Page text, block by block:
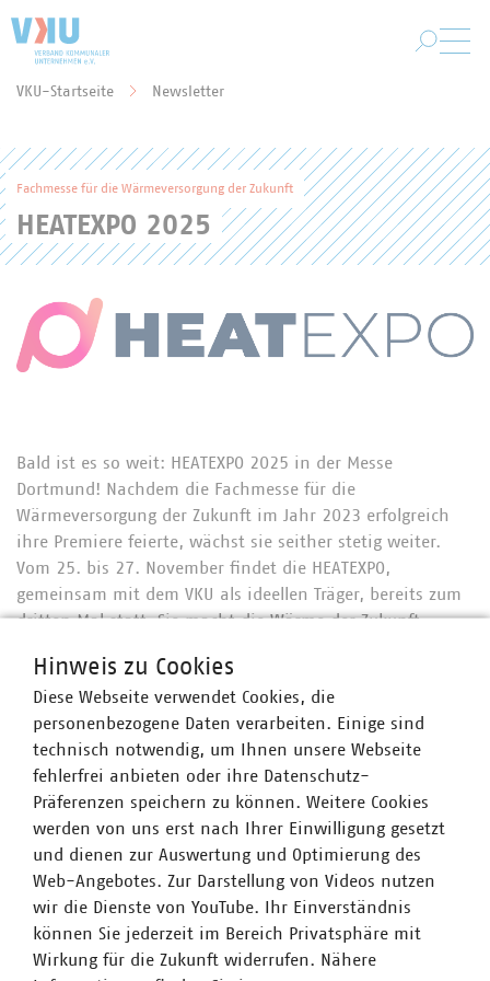
VKU-Startseite Newsletter
Fachmesse für die Wärmeversorgung der Zukunft
HEATEXPO 2025
Bald ist es so weit: HEATEXPO 2025 in der Messe
Dortmund! Nachdem die Fachmesse für die
Wärmeversorgung der Zukunft im Jahr 2023 erfolgreich
ihre Premiere feierte, wächst sie seither stetig weiter.
Vom 25. bis 27. November findet die HEATEXPO,
gemeinsam mit dem VKU als ideellen Träger, bereits zum
dritten Mal statt. Sie macht die Wärme der Zukunft
Lösungsanbieter der Wärmebranche zusammen - von
Stadtwerken und Energieversorgern, über
Industrieunternehmen und Technologieanbietern bis hin
zu Investoren, Beratung und Kommunalvertreterinnen
und -vertretern.
Die HEATEXPO bietet innovative Produkte und
Dienstleistungen aus vier zentralen Themenbereichen:
Wärmeerzeugung & -versorgung, Infrastruktur & Netze,
Dienstleistung & Beratung sowie Zukunftstechnologien.
Ein besonderer Fokus liegt auf dem starken
Rahmenprogramm: das HEATEXPO Forum – die zentrale
Hinweis zu Cookies
Diese Webseite verwendet Cookies, die
personenbezogene Daten verarbeiten. Einige sind
technisch notwendig, um Ihnen unsere Webseite
fehlerfrei anbieten oder ihre Datenschutz-
Präferenzen speichern zu können. Weitere Cookies
werden von uns erst nach Ihrer Einwilligung gesetzt
und dienen zur Auswertung und Optimierung des
Web-Angebotes. Zur Darstellung von Videos nutzen
wir die Dienste von YouTube. Ihr Einverständnis
können Sie jederzeit im Bereich Privatsphäre mit
Wirkung für die Zukunft widerrufen. Nähere